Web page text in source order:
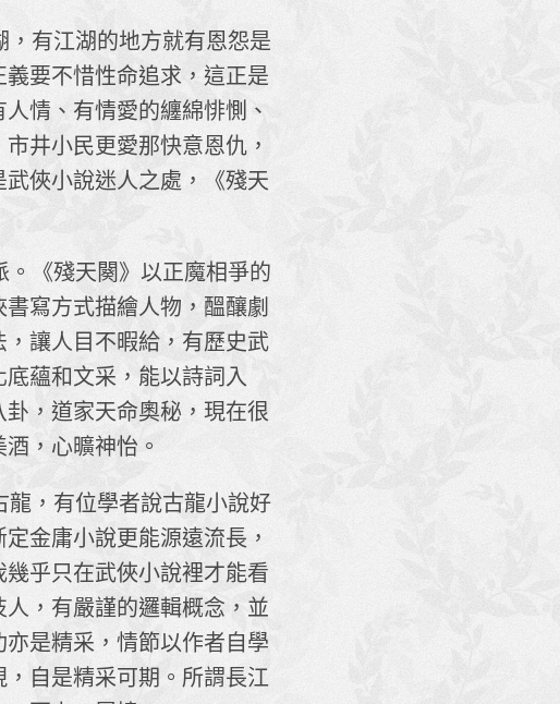
有江湖的地方就有恩怨是
要不惜性命追求，這正是
情、有情愛的纏綿悱惻、
井小民更愛那快意恩仇，
俠小說迷人之處，《殘天
《殘天闋》以正魔相爭的
寫方式描繪人物，醞釀劇
讓人目不暇給，有歷史武
蘊和文采，能以詩詞入
，道家天命奧秘，現在很
，心曠神怡。
，有位學者說古龍小說好
金庸小說更能源遠流長，
乎只在武俠小說裡才能看
，有嚴謹的邏輯概念，並
是精采，情節以作者自學
自是精采可期。所謂長江